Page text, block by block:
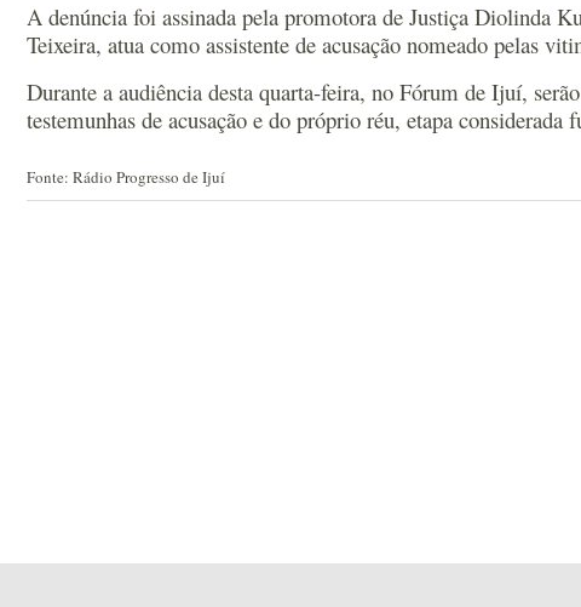
A denúncia foi assinada pela promotora de Justiça Diolinda
Teixeira, atua como assistente de acusação nomeado pelas
Durante a audiência desta quarta-feira, no Fórum de Ijuí,
testemunhas de acusação e do próprio réu, etapa considerada
Fonte: Rádio Progresso de Ijuí